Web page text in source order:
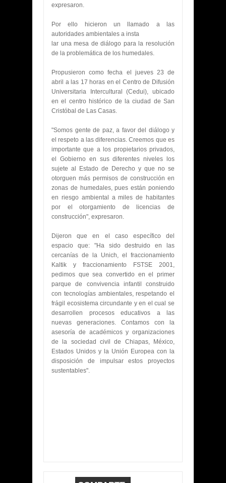
expresaron.
Por ello hicieron un llamado a las
autoridades ambientales a insta
lar una mesa de diálogo para la resolución
de la problemática de los humedales.
Propusieron como fecha el jueves 23 de
abril a las 17 horas en el Centro de Difusión
Universitaria Intercultural (Cedui), ubicado
en el centro histórico de la ciudad de San
Cristóbal de Las Casas.
"Somos gente de paz, a favor del diálogo y
el respeto a las diferencias. Creemos que es
importante que a los propietarios privados,
el Gobierno en sus diferentes niveles los
sujete al Estado de Derecho y que no se
otorguen más permisos de construcción en
zonas de humedales, pues están poniendo
en riesgo ambiental a miles de habitantes
por el otorgamiento de licencias de
construcción", expresaron.
Dijeron que en el caso específico del
espacio que: "Ha sido destruido en las
cercanías de la Unich, el fraccionamiento
Kaltik y fraccionamiento FSTSE 2001,
pedimos que sea convertido en el primer
parque de convivencia infantil construido
con tecnologías ambientales, respetando el
frágil ecosistema circundante y en el cual se
desarrollen procesos educativos a las
nuevas generaciones. Contamos con la
asesoría de académicos y organizaciones
de la sociedad civil de Chiapas, México,
Estados Unidos y la Unión Europea con la
disposición de impulsar estos proyectos
sustentables".